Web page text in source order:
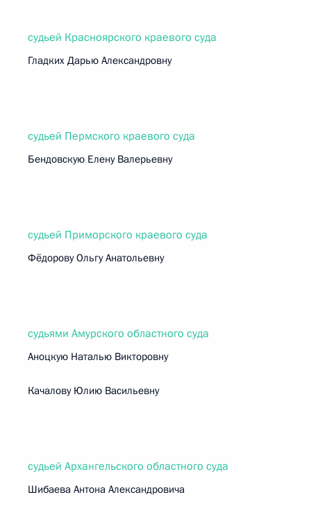
судьей Красноярского краевого суда
Гладких Дарью Александровну
судьей Пермского краевого суда
Бендовскую Елену Валерьевну
судьей Приморского краевого суда
Фёдорову Ольгу Анатольевну
судьями Амурского областного суда
Аноцкую Наталью Викторовну
Качалову Юлию Васильевну
судьей Архангельского областного суда
Шибаева Антона Александровича